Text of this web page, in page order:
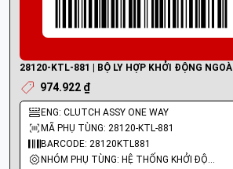
28120-KTL-881 | BỘ LY HỢP KHỞI ĐỘNG NGOÀI
974.922 ₫
ENG: CLUTCH ASSY ONE WAY
MÃ PHỤ TÙNG: 28120-KTL-881
BARCODE: 28120KTL881
NHÓM PHỤ TÙNG: HỆ THỐNG KHỞI ĐỘNG - ĐỀ